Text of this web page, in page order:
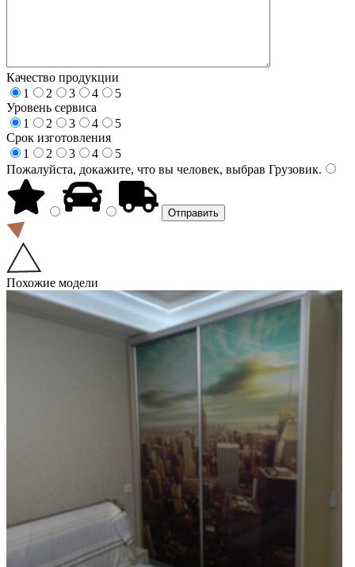
Качество продукции
1
2 3 4
5
Уровень сервиса
1
2 3 4
5
Срок изготовления
1
2 3 4
5
Пожалуйста, докажите, что вы человек, выбрав Грузовик.
Похожие модели